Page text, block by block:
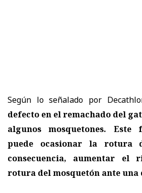
Según lo señalado por
defecto en el remachado del
algunos mosquetones.
puede ocasionar la rotura
consecuencia, aumentar el
rotura del mosquetón ante una